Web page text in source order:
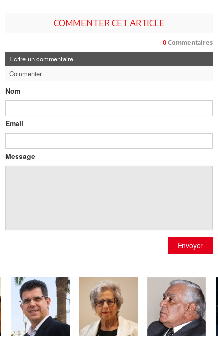
COMMENTER CET ARTICLE
0 Commentaires
Ecrire un commentaire
Commenter
Nom
Email
Message
Envoyer